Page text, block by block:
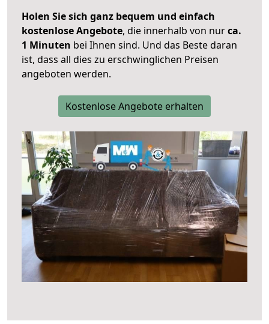
Holen Sie sich ganz bequem und einfach
kostenlose Angebote, die innerhalb von nurca.
1 Minuten bei Ihnen sind. Und das Beste daran
ist, dass all dies zu erschwinglichen Preisen
angeboten werden.
Kostenlose Angebote erhalten